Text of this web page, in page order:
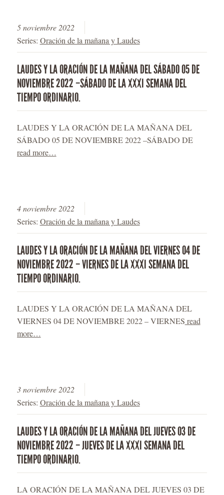
5 noviembre 2022
Series: Oración de la mañana y Laudes
LAUDES Y LA ORACIÓN DE LA MAÑANA DEL SÁBADO 05 DE
NOVIEMBRE 2022 –SÁBADO DE LA XXXI SEMANA DEL
TIEMPO ORDINARIO.
LAUDES Y LA ORACIÓN DE LA MAÑANA DEL
SÁBADO 05 DE NOVIEMBRE 2022 –SÁBADO DE
read more…
4 noviembre 2022
Series: Oración de la mañana y Laudes
LAUDES Y LA ORACIÓN DE LA MAÑANA DEL VIERNES 04 DE
NOVIEMBRE 2022 – VIERNES DE LA XXXI SEMANA DEL
TIEMPO ORDINARIO.
LAUDES Y LA ORACIÓN DE LA MAÑANA DEL
VIERNES 04 DE NOVIEMBRE 2022 – VIERNES read
more…
3 noviembre 2022
Series: Oración de la mañana y Laudes
LAUDES Y LA ORACIÓN DE LA MAÑANA DEL JUEVES 03 DE
NOVIEMBRE 2022 – JUEVES DE LA XXXI SEMANA DEL
TIEMPO ORDINARIO.
LA ORACIÓN DE LA MAÑANA DEL JUEVES 03 DE